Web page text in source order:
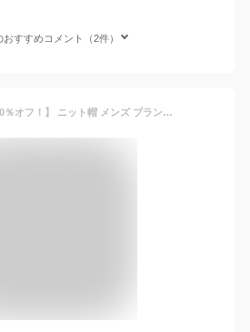
おすすめコメント（2件）
【クーポン利用で20％オフ！】 ニット帽 メンズ ブランド 日本製 ニットキャップ レディース 春 深め 夏 サマーニット ビーニー 帽子 キャップ 春夏 サマーニット帽 コットン グレー メンズファッション ちょいワル お兄系 オラオラ系 プレゼント ギフト 20代 30代 40代